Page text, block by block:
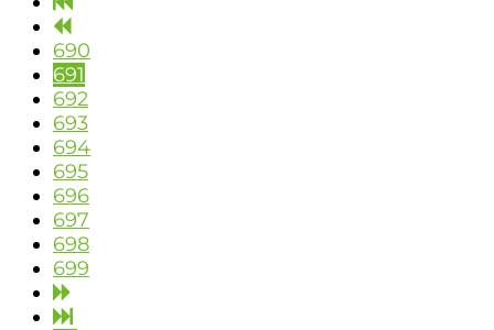
690
691
692
693
694
695
696
697
698
699